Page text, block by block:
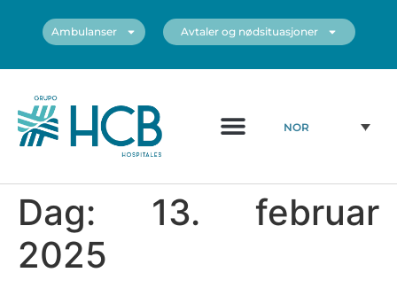
Ambulanser Avtaler og nødsituasjoner
NOR
Dag: 13. februar
2025